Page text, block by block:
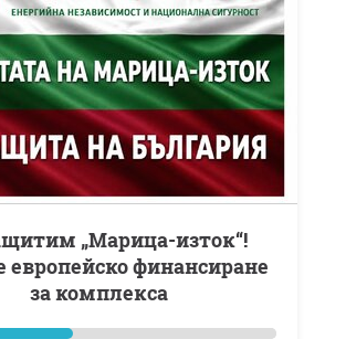
европейско финансиране
за комплекса